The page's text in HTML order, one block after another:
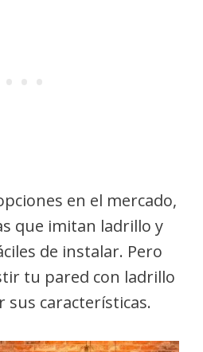
en el mercado,
que imitan ladrillo y
de instalar. Pero
tu pared con ladrillo
sus características.